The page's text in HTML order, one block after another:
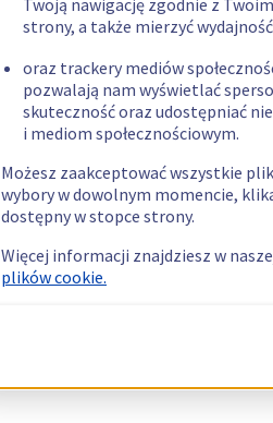
Twoją nawigację zgodnie z
strony, a także mierzyć
oraz trackery mediów
pozwalają nam wyświetlać
skuteczność oraz udostępniać
i mediom społecznościowym.
Możesz zaakceptować wszystkie
wybory w dowolnym momencie,
dostępny w stopce strony.
Więcej informacji znajdziesz w
plików cookie.